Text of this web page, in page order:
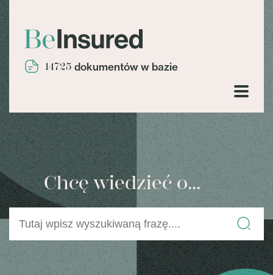
14725 dokumentów w bazie
Chcę wiedzieć o...